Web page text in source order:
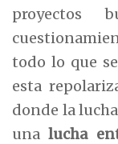
proyectos
todo lo que
esta
donde la
unalucha